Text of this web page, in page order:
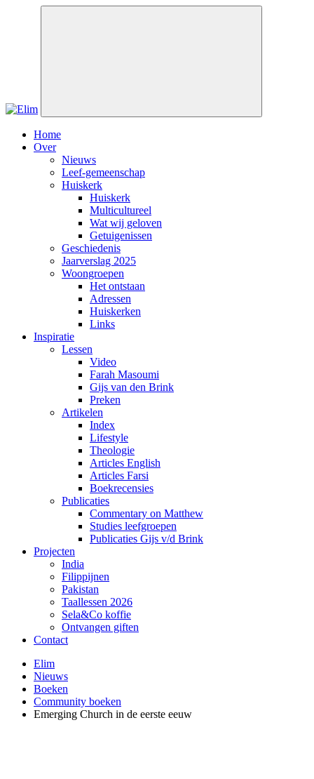
Home
Over
Nieuws
Leef-gemeenschap
Huiskerk
Huiskerk
Multicultureel
Wat wij geloven
Getuigenissen
Geschiedenis
Jaarverslag 2025
Woongroepen
Het ontstaan
Adressen
Huiskerken
Links
Inspiratie
Lessen
Video
Farah Masoumi
Gijs van den Brink
Preken
Artikelen
Index
Lifestyle
Theologie
Articles English
Articles Farsi
Boekrecensies
Publicaties
Commentary on Matthew
Studies leefgroepen
Publicaties Gijs v/d Brink
Projecten
India
Filippijnen
Pakistan
Taallessen 2026
Sela&Co koffie
Ontvangen giften
Contact
Elim
Nieuws
Boeken
Community boeken
Emerging Church in de eerste eeuw